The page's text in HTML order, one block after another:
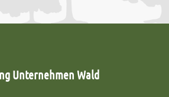
Unternehmen Wald